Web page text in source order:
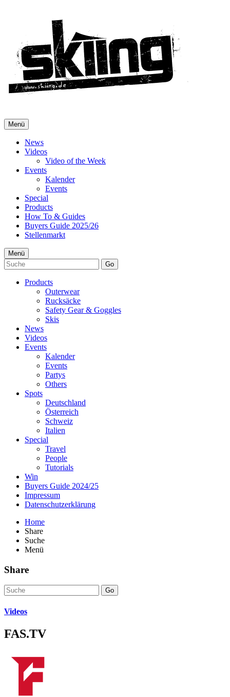
Menü
News
Videos
Video of the Week
Events
Kalender
Events
Special
Products
How To & Guides
Buyers Guide 2025/26
Stellenmarkt
Menü
Go
Products
Outerwear
Rucksäcke
Safety Gear & Goggles
Skis
News
Videos
Events
Kalender
Events
Partys
Others
Spots
Deutschland
Österreich
Schweiz
Italien
Special
Travel
People
Tutorials
Win
Buyers Guide 2024/25
Impressum
Datenschutzerklärung
Home
Share
Suche
Menü
Share
Go
Videos
FAS.TV